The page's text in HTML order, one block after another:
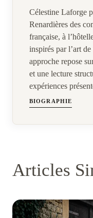
Célestine Laforge
Renardières des
française, à
inspirés par l’art
approche repose
et une lecture
expériences
BIOGRAPHIE
Articles